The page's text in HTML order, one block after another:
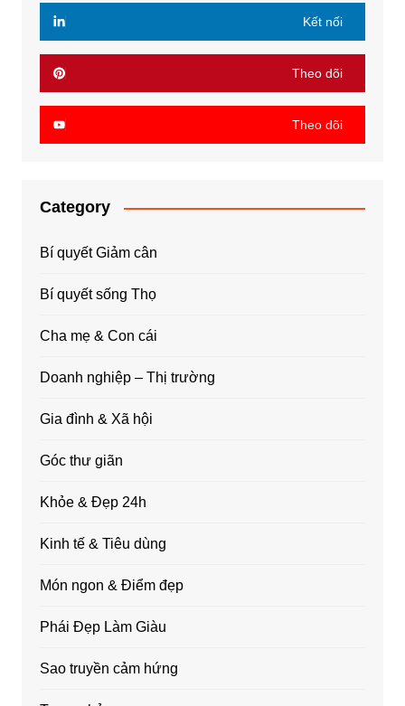
Kết nối
Theo dõi
Theo dõi
Category
Bí quyết Giảm cân
Bí quyết sống Thọ
Cha mẹ & Con cái
Doanh nghiệp – Thị trường
Gia đình & Xã hội
Góc thư giãn
Khỏe & Đẹp 24h
Kinh tế & Tiêu dùng
Món ngon & Điểm đẹp
Phái Đẹp Làm Giàu
Sao truyền cảm hứng